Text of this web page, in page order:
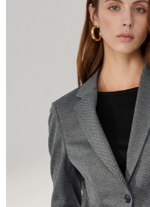
夠在期限內收到商品(例如:預購商品或預
商品與否，仍需要請您在AFTEE規定的時
1. 初次使用 AFTEE 時，將依認證結果及
2. 結帳金額須大於NT$30
3. 目前僅支援台灣會員
三、聲明條款
「AFTEE先享後付」(下稱本服務)乃由恩
所提供，並由 AFTEE 向您收取款項。因
含但不限於訂購人姓名、電話，收件人姓
AFTEE 於本服務必要服務範圍內運用。
處理、利用，詳參 AFTEE 官網之『個人
https://aftee.tw/privacypolicy/）。
若款項超過繳費期限，將根據當次的金額
未成年的使用者，請事先徵得法定代理人